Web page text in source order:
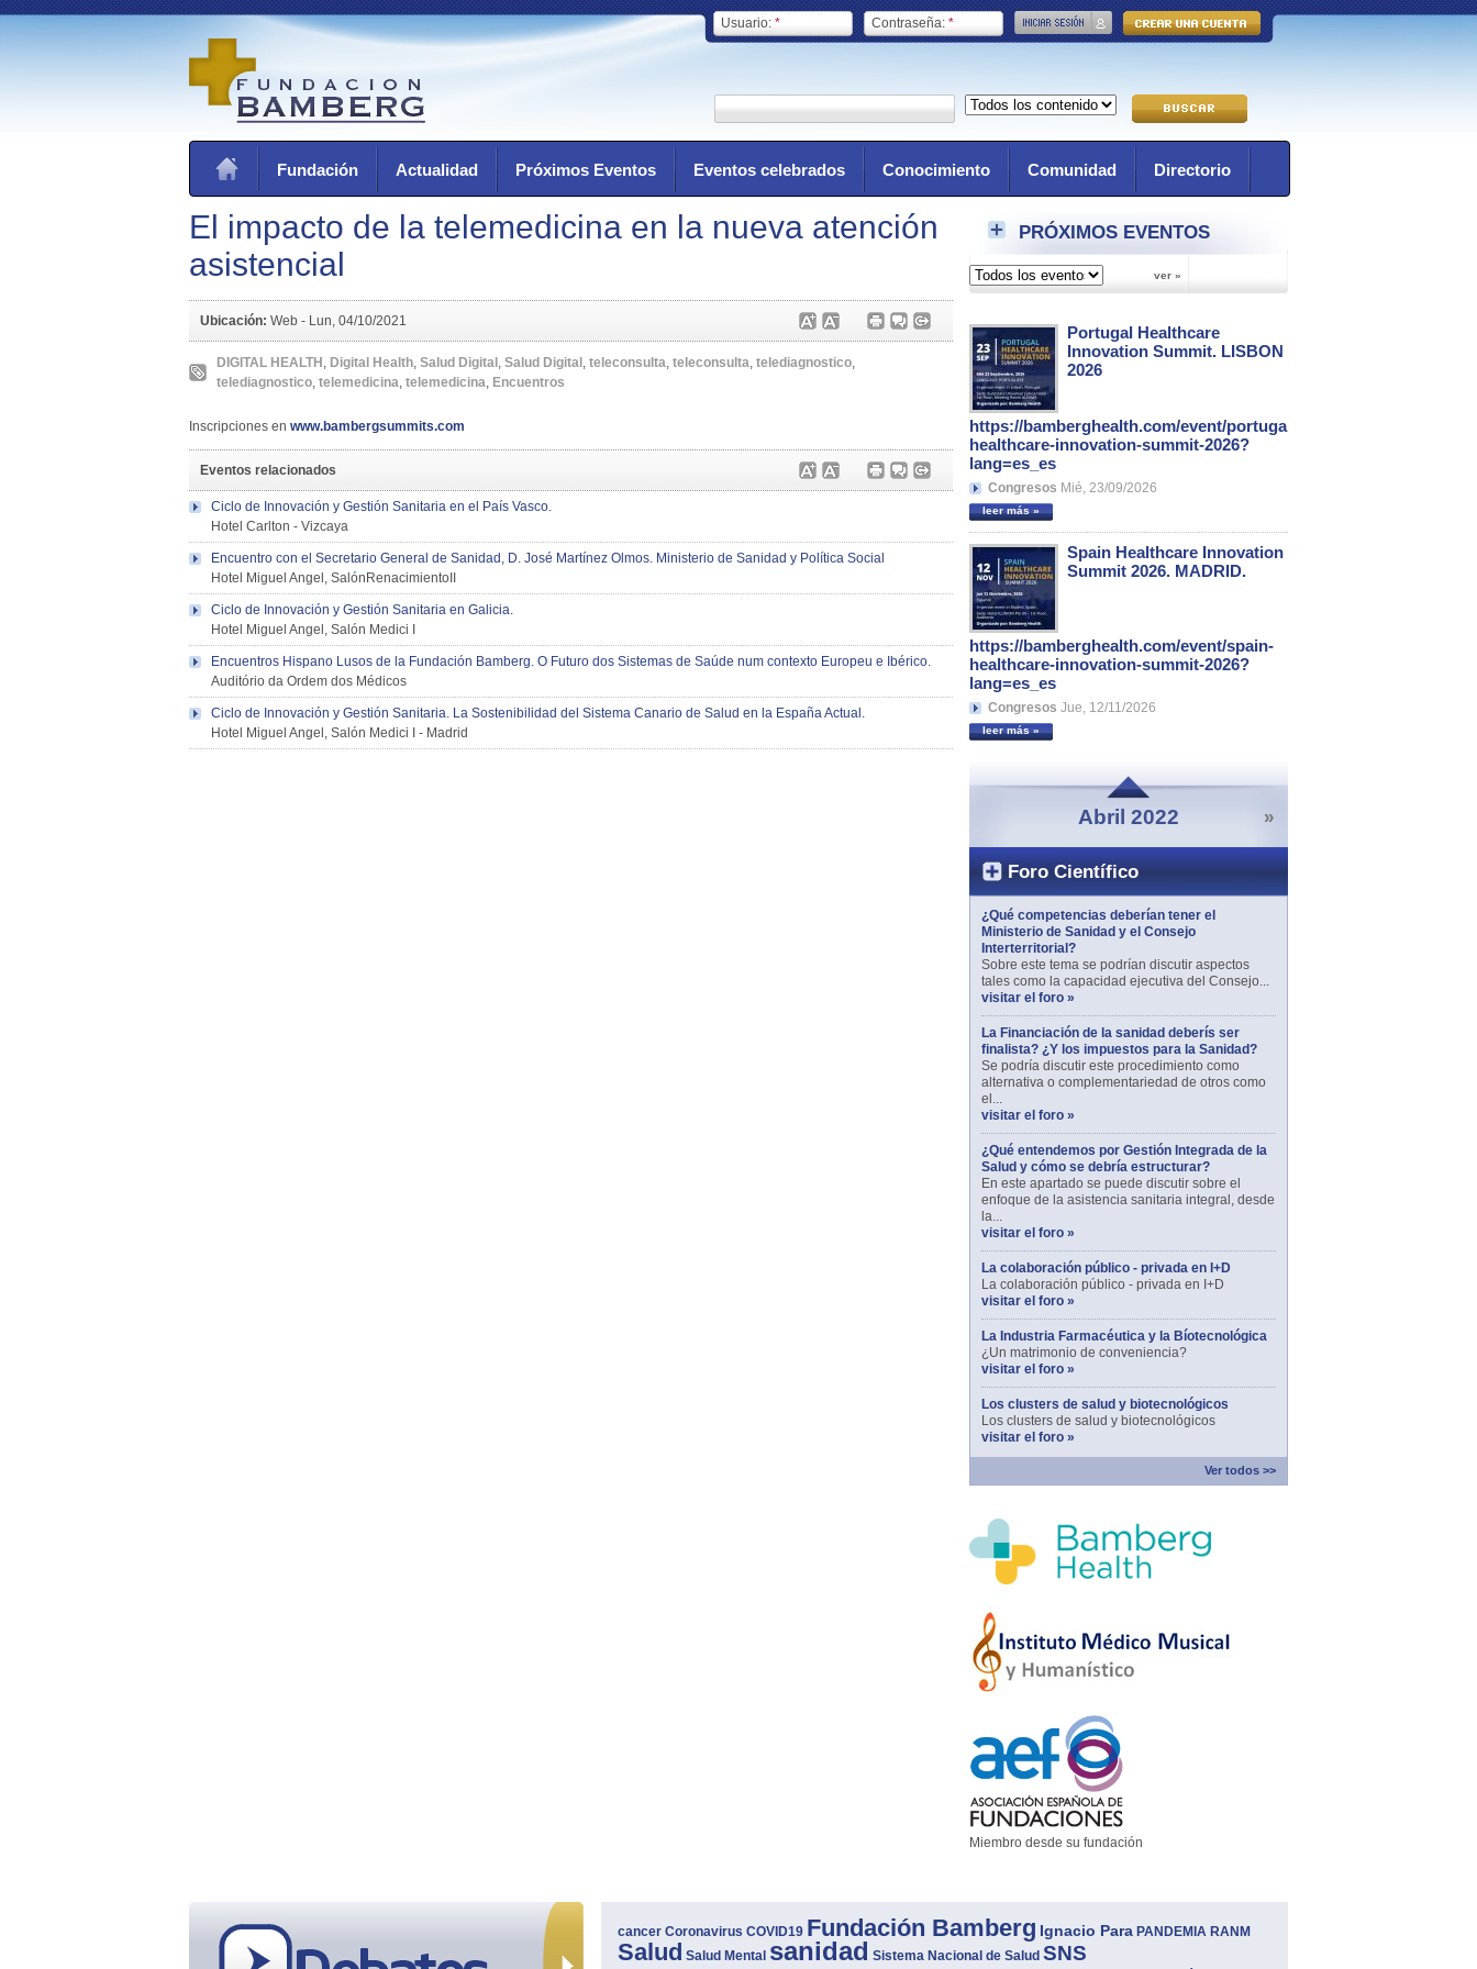
Usuario: * Contraseña: *
Fundación Actualidad Próximos Eventos Eventos celebrados Conocimiento Comunidad Directorio
PRÓXIMOS EVENTOS
Portugal Healthcare
Innovation Summit. LISBON
2026
https://bamberghealth.com/event/portugal-
healthcare-innovation-summit-2026?
lang=es_es
Congresos Mié, 23/09/2026
leer más »
Spain Healthcare Innovation
Summit 2026. MADRID.
https://bamberghealth.com/event/spain-
healthcare-innovation-summit-2026?
lang=es_es
Congresos Jue, 12/11/2026
leer más »
Abril 2022 »
Foro Científico
¿Qué competencias deberían tener el
Ministerio de Sanidad y el Consejo
Interterritorial?
Sobre este tema se podrían discutir aspectos
tales como la capacidad ejecutiva del Consejo...
visitar el foro »
La Financiación de la sanidad deberís ser
finalista? ¿Y los impuestos para la Sanidad?
Se podría discutir este procedimiento como
alternativa o complementariedad de otros como
el...
visitar el foro »
¿Qué entendemos por Gestión Integrada de la
Salud y cómo se debría estructurar?
En este apartado se puede discutir sobre el
enfoque de la asistencia sanitaria integral, desde
la...
visitar el foro »
La colaboración público - privada en I+D
La colaboración público - privada en I+D
visitar el foro »
La Industria Farmacéutica y la Bíotecnológica
¿Un matrimonio de conveniencia?
visitar el foro »
Los clusters de salud y biotecnológicos
Los clusters de salud y biotecnológicos
visitar el foro »
Ver todos >>
Miembro desde su fundación
El impacto de la telemedicina en la nueva atención
asistencial
Ubicación: Web - Lun, 04/10/2021
DIGITAL HEALTH , Digital Health, Salud Digital , Salud Digital , teleconsulta, teleconsulta, telediagnostico,
telediagnostico, telemedicina, telemedicina, Encuentros
Inscripciones en www.bambergsummits.com
Eventos relacionados
Ciclo de Innovación y Gestión Sanitaria en el País Vasco.
Hotel Carlton - Vizcaya
Encuentro con el Secretario General de Sanidad, D. José Martínez Olmos. Ministerio de Sanidad y Política Social
Hotel Miguel Angel, SalónRenacimientoII
Ciclo de Innovación y Gestión Sanitaria en Galicia.
Hotel Miguel Angel, Salón Medici I
Encuentros Hispano Lusos de la Fundación Bamberg. O Futuro dos Sistemas de Saúde num contexto Europeu e Ibérico.
Auditório da Ordem dos Médicos
Ciclo de Innovación y Gestión Sanitaria. La Sostenibilidad del Sistema Canario de Salud en la España Actual.
Hotel Miguel Angel, Salón Medici I
- Madrid
cancer Coronavirus COVID19 Fundación Bamberg Ignacio Para PANDEMIA RANM
Salud Salud Mental sanidad Sistema Nacional de Salud SNS